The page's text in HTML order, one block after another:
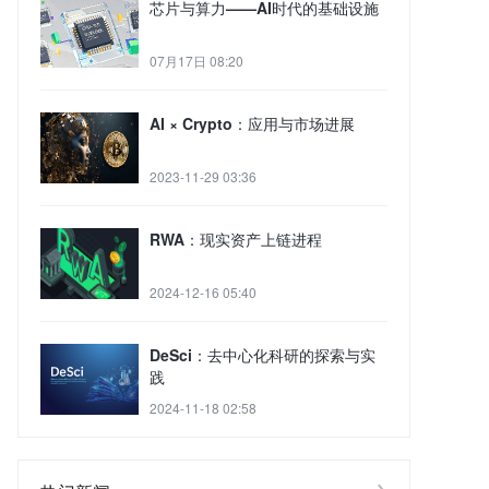
芯片与算力——AI时代的基础设施
07月17日 08:20
AI × Crypto：应用与市场进展
2023-11-29 03:36
RWA：现实资产上链进程
2024-12-16 05:40
DeSci：去中心化科研的探索与实
践
2024-11-18 02:58